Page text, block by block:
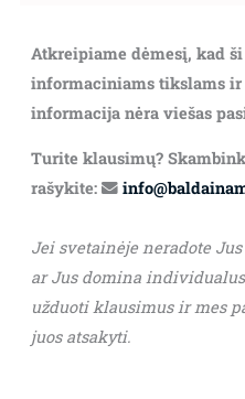
Atkreipiame dėmesį, kad
informaciniams tikslams ir
informacija nėra viešas
Turite klausimų?
rašykite:
Jei svetainėje neradote
ar Jus domina
užduoti klausimus ir mes
juos atsakyti.